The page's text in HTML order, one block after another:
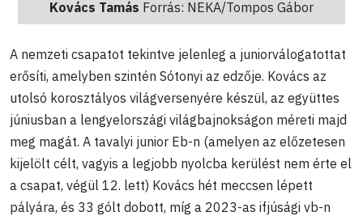
Kovács Tamás Forrás: NEKA/Tompos Gábor
A nemzeti csapatot tekintve jelenleg a juniorválogatottat
erősíti, amelyben szintén Sótonyi az edzője. Kovács az
utolsó korosztályos világversenyére készül, az együttes
júniusban a lengyelországi világbajnokságon méreti majd
meg magát. A tavalyi junior Eb-n (amelyen az előzetesen
kijelölt célt, vagyis a legjobb nyolcba kerülést nem érte el
a csapat, végül 12. lett) Kovács hét meccsen lépett
pályára, és 33 gólt dobott, míg a 2023-as ifjúsági vb-n